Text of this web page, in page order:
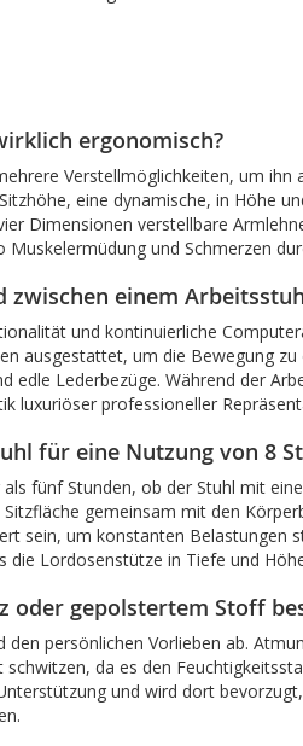
ergonomisch?
Verstellmöglichkeiten, um
eine dynamische, in Höhe
Dimensionen verstellbare
und Schmerzen
einem
und kontinuierliche
ausgestattet, um die Bewegung
edle Lederbezüge. Während der
luxuriöser professioneller
für eine Nutzung von 8
fünf Stunden, ob der Stuhl mit
gemeinsam mit den
sein, um konstanten Belastungen
die Lordosenstütze in Tiefe und
oder gepolstertem Stoff
den persönlichen Vorlieben ab.
da es den
und wird dort